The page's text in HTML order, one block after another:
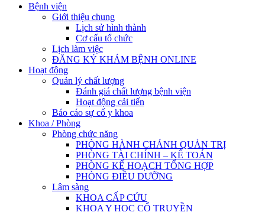
Bệnh viện
Giới thiệu chung
Lịch sử hình thành
Cơ cấu tổ chức
Lịch làm việc
ĐĂNG KÝ KHÁM BỆNH ONLINE
Hoạt động
Quản lý chất lượng
Đánh giá chất lượng bệnh viện
Hoạt động cải tiến
Báo cáo sự cố y khoa
Khoa / Phòng
Phòng chức năng
PHÒNG HÀNH CHÁNH QUẢN TRỊ
PHÒNG TÀI CHÍNH – KẾ TOÁN
PHÒNG KẾ HOẠCH TỔNG HỢP
PHÒNG ĐIỀU DƯỠNG
Lâm sàng
KHOA CẤP CỨU
KHOA Y HỌC CỔ TRUYỀN